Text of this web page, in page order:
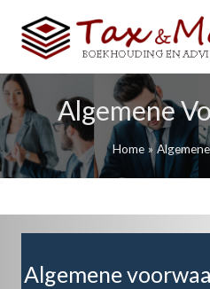
a
d
e
i
Algemene
Home
Algemene